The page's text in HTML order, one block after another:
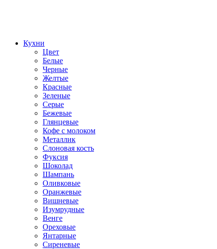
Кухни
Цвет
Белые
Черные
Желтые
Красные
Зеленые
Серые
Бежевые
Глянцевые
Кофе с молоком
Металлик
Слоновая кость
Фуксия
Шоколад
Шампань
Оливковые
Оранжевые
Вишневые
Изумрудные
Венге
Ореховые
Янтарные
Сиреневые